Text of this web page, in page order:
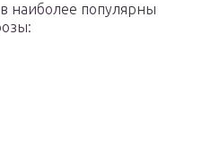
наиболее популярны